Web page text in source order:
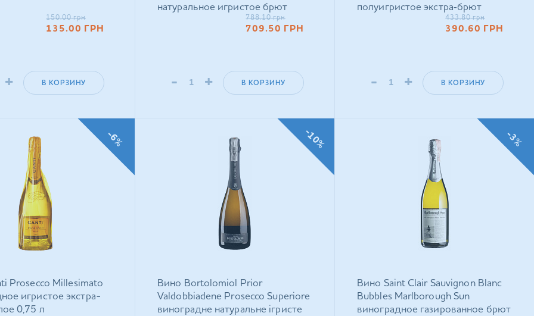
150.00 грн
135.00 ГРН
+ В КОРЗИНУ
натуральное игристое брют
788.10 грн
709.50 ГРН
- + В КОРЗИНУ
полуигристое экстра‑брют
433.80 грн
390.60 ГРН
- + В КОРЗИНУ
Prosecco Millesimato
игристое экстра-
0,75 л
-6%
Вино Bortolomiol Prior
Valdobbiadene Prosecco Superiore
виноградне натуральне ігристе
-10%
Вино Saint Clair Sauvignon Blanc
Bubbles Marlborough Sun
виноградное газированное брют
-3%